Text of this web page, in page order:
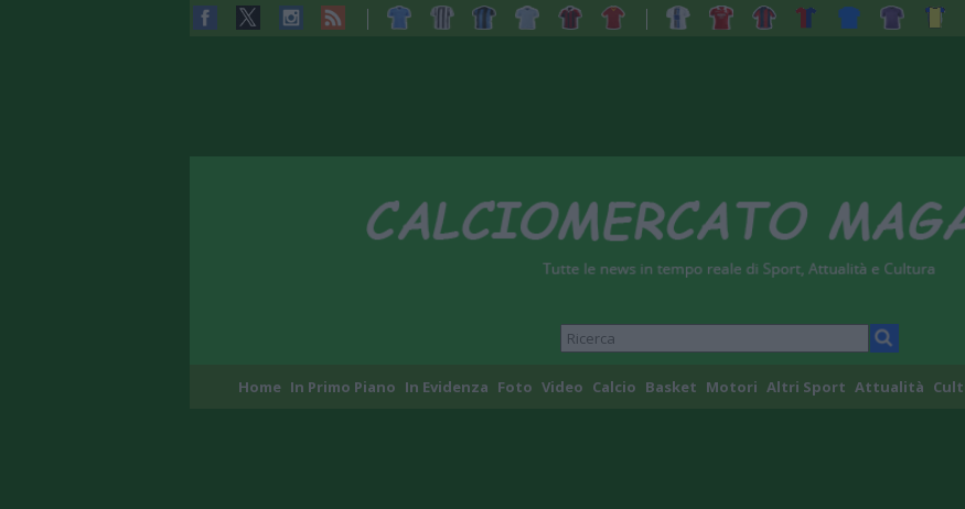
Home In Primo Piano In Evidenza Foto Video Calcio Basket Motori Altri Sport Attualità